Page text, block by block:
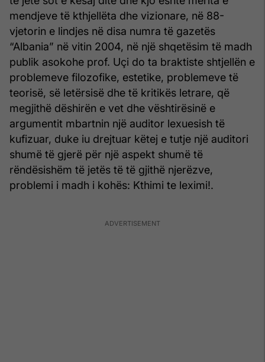
mendjeve të kthjellëta dhe vizionare, në 88-
vjetorin e lindjes në disa numra të gazetës
“Albania” në vitin 2004, në një shqetësim të madh
publik asokohe prof. Uçi do ta braktiste shtjellën e
problemeve filozofike, estetike, problemeve të
teorisë, së letërsisë dhe të kritikës letrare, që
megjithë dëshirën e vet dhe vështirësinë e
argumentit mbartnin një auditor lexuesish të
kufizuar, duke iu drejtuar këtej e tutje një auditori
shumë të gjerë për një aspekt shumë të
rëndësishëm të jetës të të gjithë njerëzve,
problemi i madh i kohës: Kthimi te leximi!.